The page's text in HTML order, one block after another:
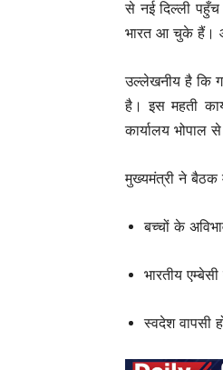
से नई दिल्ली
भारत आ चुके हैं।
उल्लेखनीय है कि
है। इस महती
कार्यालय भोपाल
मुख्यमंत्री ने बैठक में
बच्चों के
भारतीय
स्वदेश वापसी